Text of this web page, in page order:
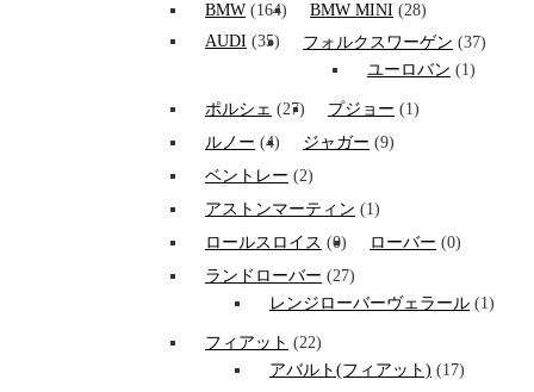
BMW (164) BMW MINI (28)
AUDI (35) フォルクスワーゲン (37)
ユーロバン (1)
ポルシェ (27) プジョー (1)
ルノー (4) ジャガー (9)
ベントレー (2)
アストンマーティン (1)
ロールスロイス (0) ローバー (0)
ランドローバー (27)
レンジローバーヴェラール (1)
フィアット (22)
アバルト(フィアット) (17)